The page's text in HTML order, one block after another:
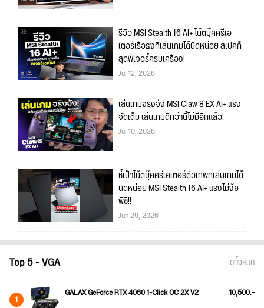
รีวิว MSI Stealth 16 AI+ โน้ตบุ๊คครีเอ
เตอร์เรือธงที่เล่นเกมได้นิดหน่อย สเปคก็
สุดฟีเจอร์ครบเครื่อง!
Jul 12, 2026
เล่นเกมจริงจัง MSI Claw 8 EX AI+ แรง
จัดเต็ม เล่นเกมดีกว่านี้ไม่มีอีกแล้ว!
Jul 10, 2026
ชี้เป้าโน้ตบุ๊คครีเอเตอร์ตัวเทพที่เล่นเกมได้
นิดหน่อย MSI Stealth 16 AI+ แรงไม่ง้อ
พีซี!!
Jun 29, 2026
Top 5 - VGA ดูทั้งหมด
1 GALAX GeForce RTX 4060 1-Click OC 2X V2 10,500.-